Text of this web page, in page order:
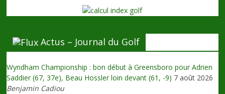
Actus – Journal du Golf
Wyndham Championship : bon début à Greensboro pour Adrien
Saddier (67, 37e), Beau Hossler loin devant (61, -9) 7 août 2026
Benjamin Cadiou